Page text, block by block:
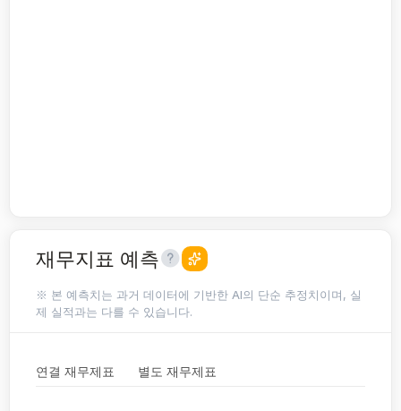
재무지표 예측
※ 본 예측치는 과거 데이터에 기반한 AI의 단순 추정치이며, 실
제 실적과는 다를 수 있습니다.
연결 재무제표 별도 재무제표